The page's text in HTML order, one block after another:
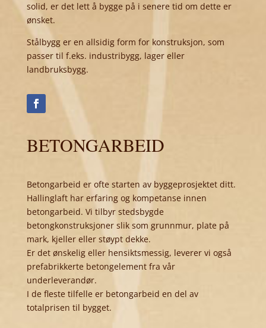
solid, er det lett å bygge på i senere tid om dette er
ønsket.
Stålbygg er en allsidig form for konstruksjon, som
passer til f.eks. industribygg, lager eller
landbruksbygg.
BETONGARBEID
Betongarbeid er ofte starten av byggeprosjektet ditt.
Hallinglaft har erfaring og kompetanse innen
betongarbeid. Vi tilbyr stedsbygde
betongkonstruksjoner slik som grunnmur, plate på
mark, kjeller eller støypt dekke.
Er det ønskelig eller hensiktsmessig, leverer vi også
prefabrikkerte betongelement fra vår
underleverandør.
I de fleste tilfelle er betongarbeid en del av
totalprisen til bygget.